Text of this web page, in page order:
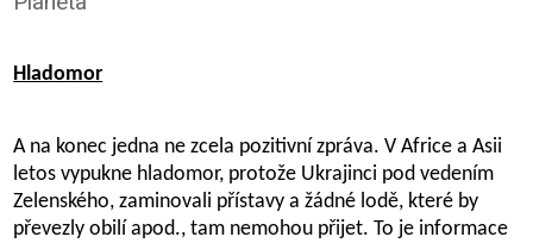
Hladomor
A na konec jedna ne zcela pozitivní zpráva. V Africe a Asii
letos vypukne hladomor, protože Ukrajinci pod vedením
Zelenského, zaminovali přístavy a žádné lodě, které by
převezly obilí apod., tam nemohou přijet. To je informace